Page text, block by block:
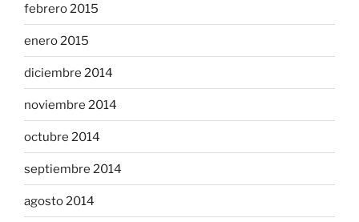
febrero 2015
enero 2015
diciembre 2014
noviembre 2014
octubre 2014
septiembre 2014
agosto 2014